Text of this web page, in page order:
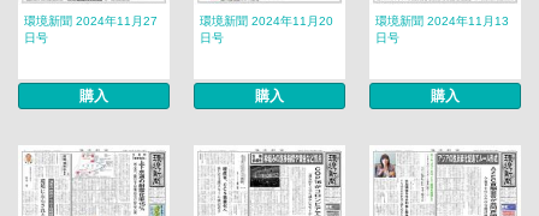
環境新聞 2024年11月27
日号
購入
環境新聞 2024年11月20
日号
購入
環境新聞 2024年11月13
日号
購入